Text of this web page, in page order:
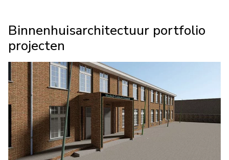
Binnenhuisarchitectuur portfolio
projecten